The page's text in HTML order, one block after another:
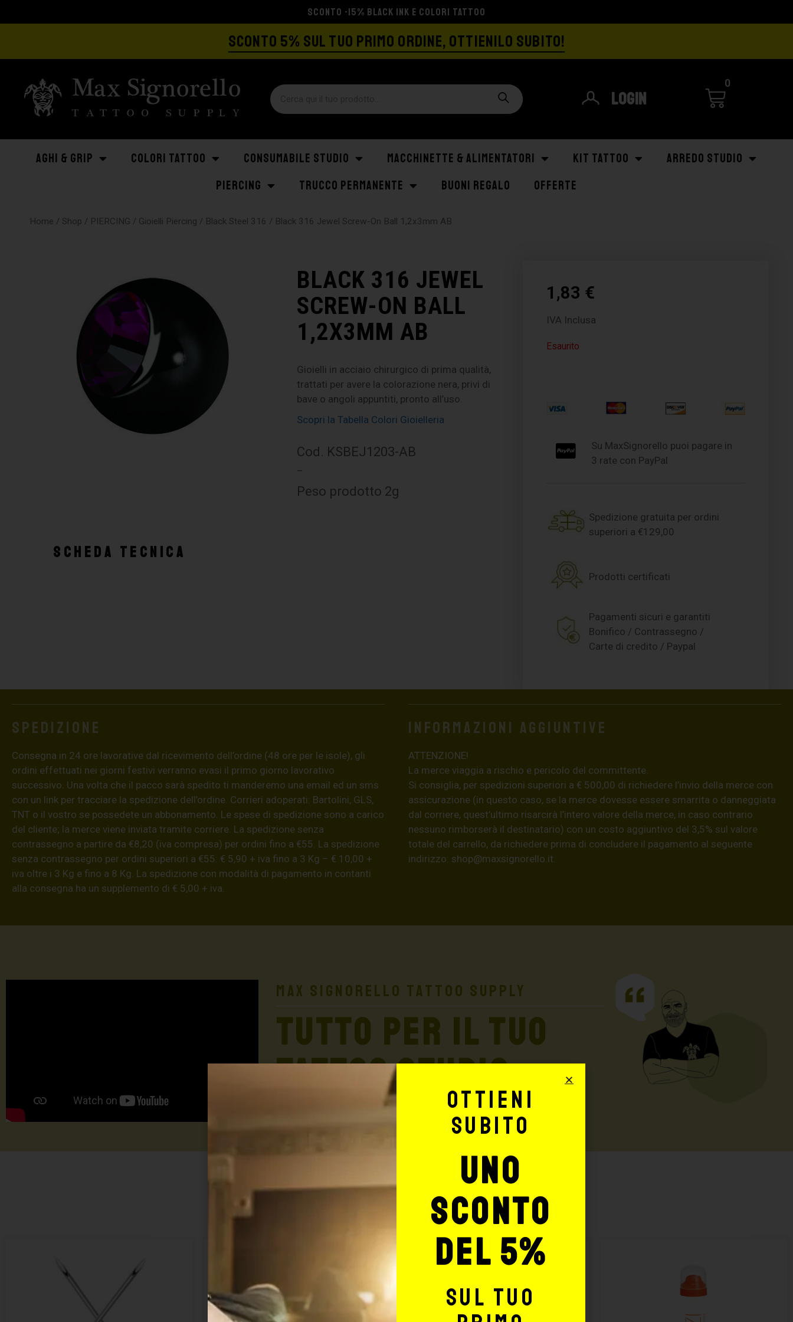
SPEDIZIONE GRATIS A PARTIRE DA €129
SCONTO 5% SUL TUO PRIMO ORDINE, OTTIENILO SUBITO!
Login
0
AGHI & GRIP COLORI TATTOO CONSUMABILE STUDIO MACCHINETTE & ALIMENTATORI KIT TATTOO
ARREDO STUDIO
PIERCING
TRUCCO PERMANENTE BUONI REGALO OFFERTE
Home / Shop / PIERCING / Gioielli Piercing / Black Steel 316 / Black 316 Jewel Screw-On Ball 1,2x3mm AB
BLACK 316 JEWEL
SCREW-ON BALL
1,2X3MM AB
Gioielli in acciaio chirurgico di prima qualità,
trattati per avere la colorazione nera, privi di
bave o angoli appuntiti, pronto all’uso.
Scopri la Tabella Colori Gioielleria
Cod. KSBEJ1203-AB
–
Peso prodotto 2g
SCHEDA TECNICA
1,83 €
IVA Inclusa
Esaurito
Su MaxSignorello puoi pagare in
3 rate con PayPal
Spedizione gratuita per ordini
superiori a €129,00
Prodotti certificati
Pagamenti sicuri e garantiti
Bonifico / Contrassegno /
Carte di credito / Paypal
Spedizione
Consegna in 24 ore lavorative dal ricevimento dell’ordine (48 ore per le isole), gli
ordini effettuati nei giorni festivi verranno evasi il primo giorno lavorativo
successivo. Una volta che il pacco sarà spedito ti manderemo una email ed un sms
con un link per tracciare la spedizione dell’ordine. Corrieri adoperati: Bartolini, GLS,
TNT o il vostro se possedete un abbonamento. Le spese di spedizione sono a carico
del cliente; la merce viene inviata tramite corriere. La spedizione senza
contrassegno a partire da €8,20 (iva compresa) per ordini fino a €55. La spedizione
senza contrassegno per ordini superiori a €55: € 5,90 + iva fino a 3 Kg – € 10,00 +
iva oltre i 3 Kg e fino a 8 Kg. La spedizione con modalità di pagamento in contanti
alla consegna ha un supplemento di € 5,00 + iva.
Informazioni aggiuntive
ATTENZIONE!
La merce viaggia a rischio e pericolo del committente.
Si consiglia, per spedizioni superiori a € 500,00 di richiedere l’invio della merce con
assicurazione (in questo caso, se la merce dovesse essere smarrita o danneggiata
dal corriere, quest’ultimo risarcirà l’intero valore della merce, in caso contrario
nessuno rimborserà il destinatario) con un costo aggiuntivo del 3,5% sul valore
totale del carrello, da richiedere prima di concludere il pagamento al seguente
indirizzo: shop@maxsignorello.it
Max Signorello Tattoo Supply
TUTTO PER IL TUO
TATTOO STUDIO
Potrebbe interessarti anche:
Ottieni
subito
uno
sconto
del 5%
sul tuo